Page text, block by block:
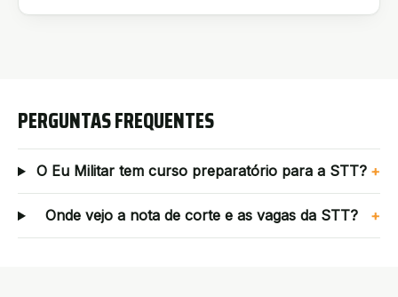
PERGUNTAS FREQUENTES
O Eu Militar tem curso preparatório para a STT? +
Onde vejo a nota de corte e as vagas da STT? +